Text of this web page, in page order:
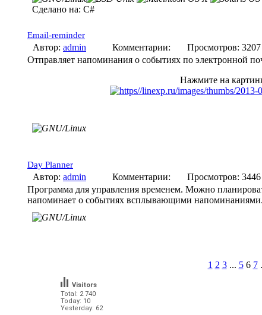
Сделано на: C#
Email-reminder
Автор: admin Комментарии: Просмотров:
Отправляет напоминания о событиях по электронной
Нажмите на
Day Planner
Автор: admin Комментарии: Просмотров:
Программа для управления временем. Можно
напоминает о событиях всплывающими напоминаниями.
1 2 3 ... 5 6 7
Total: 2 740
Today: 10
Yesterday: 62
Visitors